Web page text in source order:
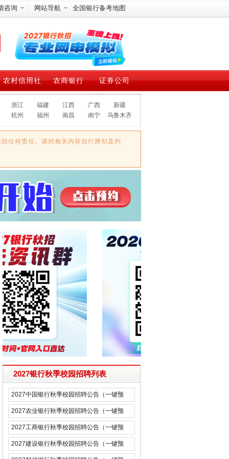
咨询 网站导航 全国银行备考地图
农村信用社 农商银行 证券公司
浙江 福建 江西 广西
新疆
杭州
福州 南昌 南宁 乌鲁木齐
任何责任。请对相关内容自行辨别及判
2027银行秋季校园招聘列表
2027中国银行秋季校园招聘公告（一键预
约）
2027农业银行秋季校园招聘公告（一键预
约）
2027工商银行秋季校园招聘公告（一键预
约）
2027建设银行秋季校园招聘公告（一键预
约）